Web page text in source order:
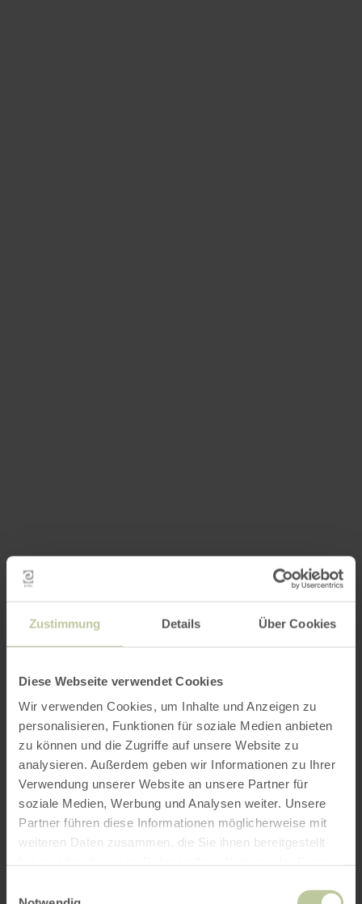
Zustimmung Details Über Cookies
Diese Webseite verwendet Cookies
Wir verwenden Cookies, um Inhalte und Anzeigen zu
personalisieren, Funktionen für soziale Medien anbieten
zu können und die Zugriffe auf unsere Website zu
analysieren. Außerdem geben wir Informationen zu Ihrer
Verwendung unserer Website an unsere Partner für
soziale Medien, Werbung und Analysen weiter. Unsere
Partner führen diese Informationen möglicherweise mit
weiteren Daten zusammen, die Sie ihnen bereitgestellt